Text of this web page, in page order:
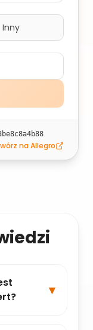
Inny
na Allegro